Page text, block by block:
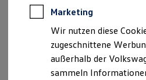
Elektroautos
ID. Tutorials
Reichweite
Reichweite der ID.
Reichweite im
Verantwortlich für die Inhalte auf
automobile GmbH & Co. KG (
Marketing
Wir nutzen diese
zugeschnittene
außerhalb der
sammeln